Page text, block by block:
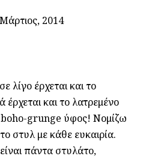
2014
λίγο έρχεται και το
έρχεται και το λατρεμένο
boho-grunge ύφος! Νομίζω
στυλ με κάθε ευκαιρία.
πάντα στυλάτο,